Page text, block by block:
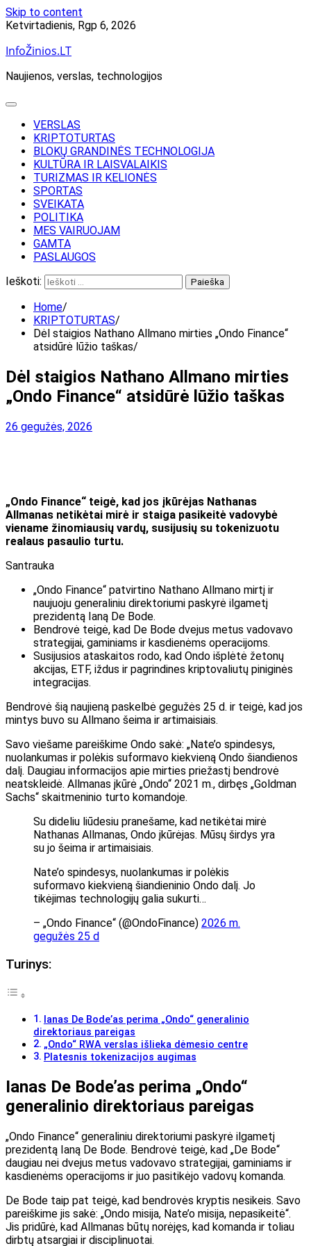
Skip to content
Ketvirtadienis, Rgp 6, 2026
InfoŽinios.LT
Naujienos, verslas, technologijos
VERSLAS
KRIPTOTURTAS
BLOKŲ GRANDINĖS TECHNOLOGIJA
KULTŪRA IR LAISVALAIKIS
TURIZMAS IR KELIONĖS
SPORTAS
SVEIKATA
POLITIKA
MES VAIRUOJAM
GAMTA
PASLAUGOS
Ieškoti:
Home
KRIPTOTURTAS
Dėl staigios Nathano Allmano mirties „Ondo Finance“
atsidūrė lūžio taškas
Dėl staigios Nathano Allmano mirties
„Ondo Finance“ atsidūrė lūžio taškas
26 gegužės, 2026
„Ondo Finance“ teigė, kad jos įkūrėjas Nathanas
Allmanas netikėtai mirė ir staiga pasikeitė vadovybė
viename žinomiausių vardų, susijusių su tokenizuotu
realaus pasaulio turtu.
Santrauka
„Ondo Finance“ patvirtino Nathano Allmano mirtį ir
naujuoju generaliniu direktoriumi paskyrė ilgametį
prezidentą Ianą De Bode.
Bendrovė teigė, kad De Bode dvejus metus vadovavo
strategijai, gaminiams ir kasdienėms operacijoms.
Susijusios ataskaitos rodo, kad Ondo išplėtė žetonų
akcijas, ETF, iždus ir pagrindines kriptovaliutų piniginės
integracijas.
Bendrovė šią naujieną paskelbė gegužės 25 d. ir teigė, kad jos
mintys buvo su Allmano šeima ir artimaisiais.
Savo viešame pareiškime Ondo sakė: „Nate’o spindesys,
nuolankumas ir polėkis suformavo kiekvieną Ondo šiandienos
dalį. Daugiau informacijos apie mirties priežastį bendrovė
neatskleidė. Allmanas įkūrė „Ondo“ 2021 m., dirbęs „Goldman
Sachs“ skaitmeninio turto komandoje.
Su dideliu liūdesiu pranešame, kad netikėtai mirė
Nathanas Allmanas, Ondo įkūrėjas. Mūsų širdys yra
su jo šeima ir artimaisiais.
Nate’o spindesys, nuolankumas ir polėkis
suformavo kiekvieną šiandieninio Ondo dalį. Jo
tikėjimas technologijų galia sukurti…
– „Ondo Finance“ (@OndoFinance) 2026 m.
gegužės 25 d
Turinys:
Ianas De Bode’as perima „Ondo“ generalinio
direktoriaus pareigas
„Ondo“ RWA verslas išlieka dėmesio centre
Platesnis tokenizacijos augimas
Ianas De Bode’as perima „Ondo“
generalinio direktoriaus pareigas
„Ondo Finance“ generaliniu direktoriumi paskyrė ilgametį
prezidentą Ianą De Bode. Bendrovė teigė, kad „De Bode“
daugiau nei dvejus metus vadovavo strategijai, gaminiams ir
kasdienėms operacijoms ir juo pasitikėjo vadovų komanda.
De Bode taip pat teigė, kad bendrovės kryptis nesikeis. Savo
pareiškime jis sakė: „Ondo misija, Nate’o misija, nepasikeitė“.
Jis pridūrė, kad Allmanas būtų norėjęs, kad komanda ir toliau
dirbtų atsargiai ir disciplinuotai.